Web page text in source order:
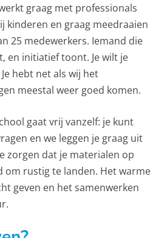
graag met professionals
kinderen en graag meedraaien
25 medewerkers. Iemand die
en initiatief toont. Je wilt je
hebt net als wij het
meestal weer goed komen.
gaat vrij vanzelf: je kunt
en we leggen je graag uit
zorgen dat je materialen op
om rustig te landen. Het warme
geven en het samenwerken